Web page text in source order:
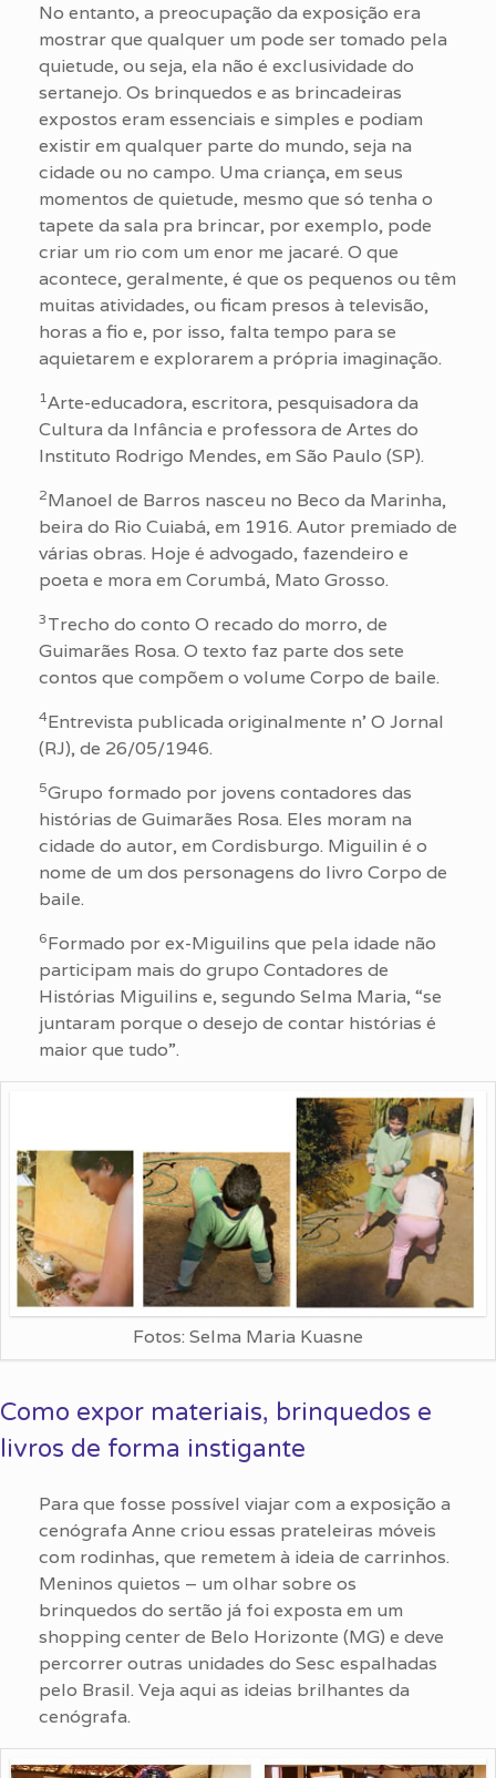
No entanto, a preocupação da exposição era
mostrar que qualquer um pode ser tomado pela
quietude, ou seja, ela não é exclusividade do
sertanejo. Os brinquedos e as brincadeiras
expostos eram essenciais e simples e podiam
existir em qualquer parte do mundo, seja na
cidade ou no campo. Uma criança, em seus
momentos de quietude, mesmo que só tenha o
tapete da sala pra brincar, por exemplo, pode
criar um rio com um enor me jacaré. O que
acontece, geralmente, é que os pequenos ou têm
muitas atividades, ou ficam presos à televisão,
horas a fio e, por isso, falta tempo para se
aquietarem e explorarem a própria imaginação.
1 Arte-educadora, escritora, pesquisadora da
Cultura da Infância e professora de Artes do
Instituto Rodrigo Mendes, em São Paulo (SP).
2Manoel de Barros nasceu no Beco da Marinha,
beira do Rio Cuiabá, em 1916. Autor premiado de
várias obras. Hoje é advogado, fazendeiro e
poeta e mora em Corumbá, Mato Grosso.
3 Trecho do conto O recado do morro, de
Guimarães Rosa. O texto faz parte dos sete
contos que compõem o volume Corpo de baile.
4Entrevista publicada originalmente n’ O Jornal
(RJ), de 26/05/1946.
5Grupo formado por jovens contadores das
histórias de Guimarães Rosa. Eles moram na
cidade do autor, em Cordisburgo. Miguilin é o
nome de um dos personagens do livro Corpo de
baile.
6Formado por ex-Miguilins que pela idade não
participam mais do grupo Contadores de
Histórias Miguilins e, segundo Selma Maria, “se
juntaram porque o desejo de contar histórias é
maior que tudo”.
Fotos: Selma Maria Kuasne
Como expor materiais, brinquedos e
livros de forma instigante
Para que fosse possível viajar com a exposição a
cenógrafa Anne criou essas prateleiras móveis
com rodinhas, que remetem à ideia de carrinhos.
Meninos quietos – um olhar sobre os
brinquedos do sertão já foi exposta em um
shopping center de Belo Horizonte (MG) e deve
percorrer outras unidades do Sesc espalhadas
pelo Brasil. Veja aqui as ideias brilhantes da
cenógrafa.